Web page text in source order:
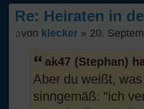
Re: Heiraten in
von klecker » 20.
ak47 (Stephan)
Aber du weißt,
sinngemäß: "ich